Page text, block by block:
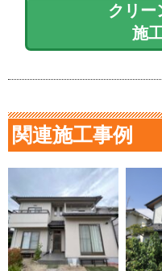
クリー
施
関連施工事例